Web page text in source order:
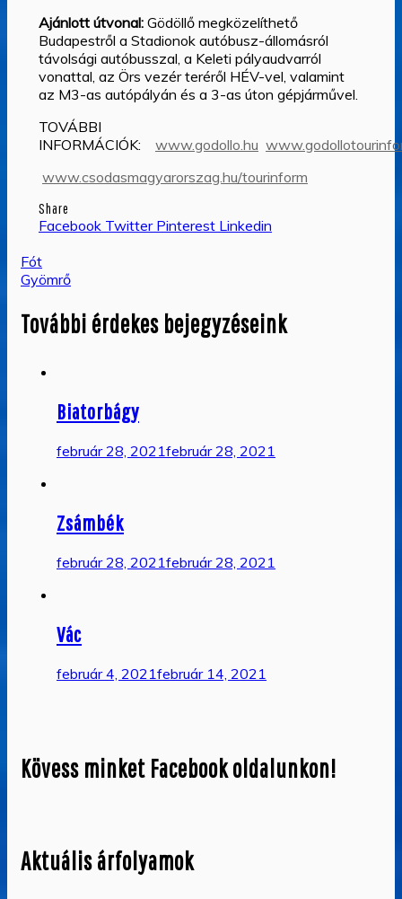
Ajánlott útvonal: Gödöllő megközelíthető
Budapestről a Stadionok autóbusz-állomásról
távolsági autóbusszal, a Keleti pályaudvarról
vonattal, az Örs vezér teréről HÉV-vel, valamint
az M3-as autópályán és a 3-as úton gépjárművel.
TOVÁBBI
INFORMÁCIÓK: www.godollo.hu
www.csodasmagyarorszag.hu/tourinform
Share
Facebook Twitter Pinterest Linkedin
Bejegyzés
navigáció
Fót
Gyömrő
További érdekes bejegyzéseink
Biatorbágy
február 28, 2021február 28, 2021
Zsámbék
február 28, 2021február 28, 2021
Vác
február 4, 2021február 14, 2021
Kövess minket Facebook oldalunkon!
Aktuális árfolyamok